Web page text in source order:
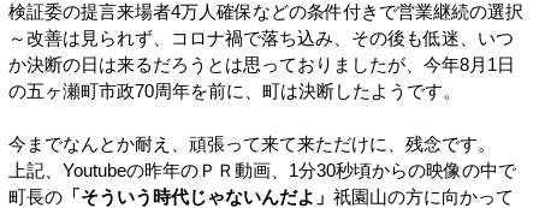
検証委の提言来場者4万人確保などの条件付きで営業継続の選択
～改善は見られず、コロナ禍で落ち込み、その後も低迷、いつ
か決断の日は来るだろうとは思っておりましたが、今年8月1日
の五ヶ瀬町市政70周年を前に、町は決断したようです。
今までなんとか耐え、頑張って来て来ただけに、残念です。
上記、Youtubeの昨年のＰＲ動画、1分30秒頃からの映像の中で
町長の「そういう時代じゃないんだよ」 祇園山の方に向かって